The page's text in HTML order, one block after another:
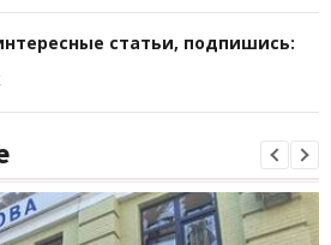
статьи, подпишись: